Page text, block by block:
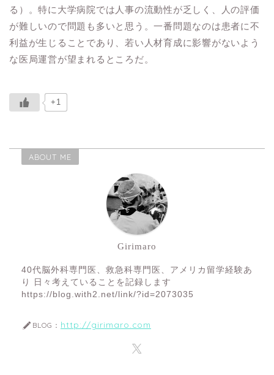
る）。特に大学病院では人事の流動性が乏しく、人の評価
が難しいので問題も多いと思う。一番問題なのは患者に不
利益が生じることであり、若い人材育成に影響がないよう
な医局運営が望まれるところだ。
+1
ABOUT ME
Girimaro
40代脳外科専門医、救急科専門医、アメリカ留学経験あ
り 日々考えていることを記録します
https://blog.with2.net/link/?id=2073035
BLOG： http://girimaro.com